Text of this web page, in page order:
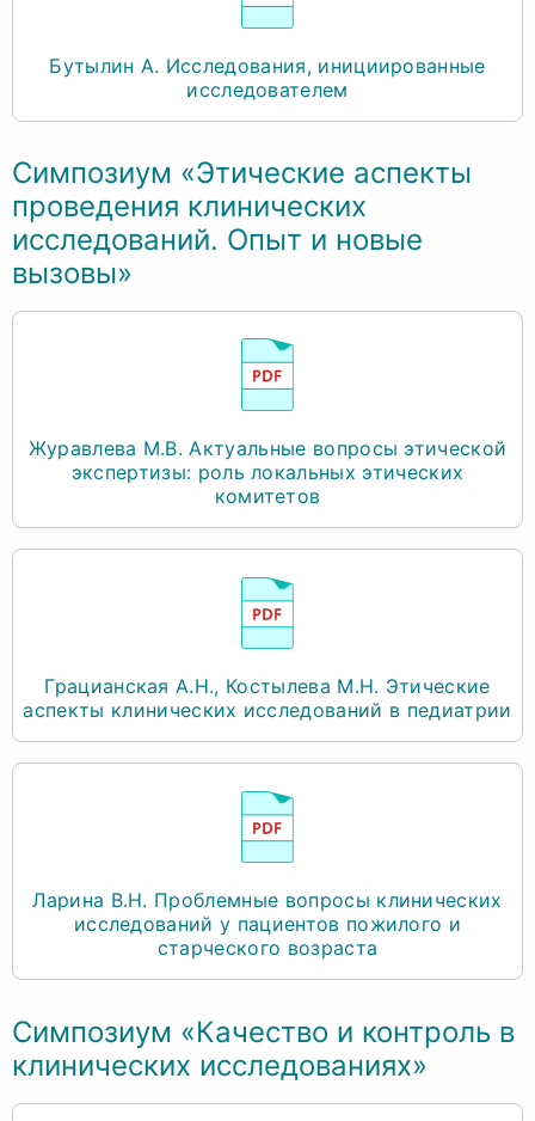
Бутылин А. Исследования, инициированные
исследователем
Симпозиум «Этические аспекты
проведения клинических
исследований. Опыт и новые
вызовы»
Журавлева М.В. Актуальные вопросы этической
экспертизы: роль локальных этических
комитетов
Грацианская А.Н., Костылева М.Н. Этические
аспекты клинических исследований в педиатрии
Ларина В.Н. Проблемные вопросы клинических
исследований у пациентов пожилого и
старческого возраста
Симпозиум «Качество и контроль в
клинических исследованиях»